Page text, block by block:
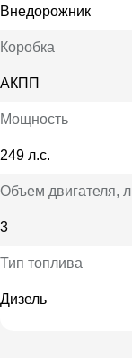
Внедорожник
Коробка
АКПП
Мощность
249 л.с.
Объем двигателя, л
3
Тип топлива
Дизель